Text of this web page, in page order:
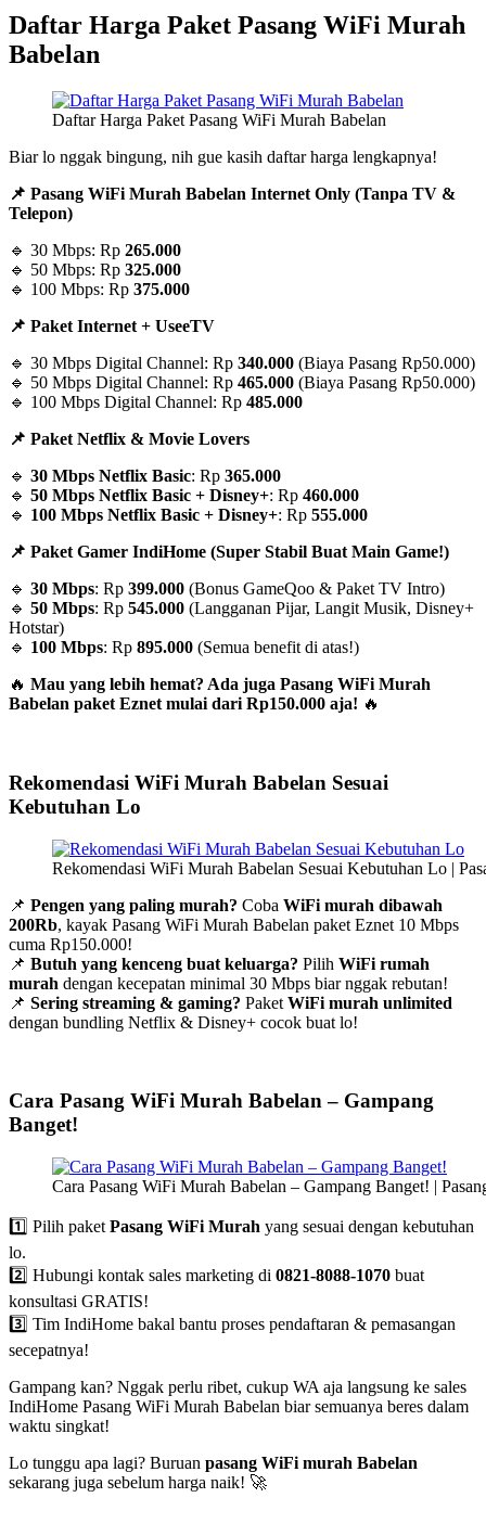
Daftar Harga Paket Pasang WiFi Murah
Babelan
Daftar Harga Paket Pasang WiFi Murah Babelan
Biar lo nggak bingung, nih gue kasih daftar harga lengkapnya!
📌 Pasang WiFi Murah Babelan Internet Only (Tanpa TV &
Telepon)
🔹 30 Mbps: Rp 265.000
🔹 50 Mbps: Rp 325.000
🔹 100 Mbps: Rp 375.000
📌 Paket Internet + UseeTV
🔹 30 Mbps Digital Channel: Rp 340.000 (Biaya Pasang Rp50.000)
🔹 50 Mbps Digital Channel: Rp 465.000 (Biaya Pasang Rp50.000)
🔹 100 Mbps Digital Channel: Rp 485.000
📌 Paket Netflix & Movie Lovers
🔹 30 Mbps Netflix Basic: Rp 365.000
🔹 50 Mbps Netflix Basic + Disney+: Rp 460.000
🔹 100 Mbps Netflix Basic + Disney+: Rp 555.000
📌 Paket Gamer IndiHome (Super Stabil Buat Main Game!)
🔹 30 Mbps: Rp 399.000 (Bonus GameQoo & Paket TV Intro)
🔹 50 Mbps: Rp 545.000 (Langganan Pijar, Langit Musik, Disney+
Hotstar)
🔹 100 Mbps: Rp 895.000 (Semua benefit di atas!)
🔥 Mau yang lebih hemat? Ada juga Pasang WiFi Murah
Babelan paket Eznet mulai dari Rp150.000 aja! 🔥
Rekomendasi WiFi Murah Babelan Sesuai
Kebutuhan Lo
Rekomendasi WiFi Murah Babelan Sesuai Kebutuhan Lo |
📌 Pengen yang paling murah? Coba WiFi murah dibawah
200Rb, kayak Pasang WiFi Murah Babelan paket Eznet 10 Mbps
cuma Rp150.000!
📌 Butuh yang kenceng buat keluarga? Pilih WiFi rumah
murah dengan kecepatan minimal 30 Mbps biar nggak rebutan!
📌 Sering streaming & gaming? Paket WiFi murah unlimited
dengan bundling Netflix & Disney+ cocok buat lo!
Cara Pasang WiFi Murah Babelan – Gampang
Banget!
Cara Pasang WiFi Murah Babelan – Gampang Banget! |
1️⃣ Pilih paket Pasang WiFi Murah yang sesuai dengan kebutuhan
lo.
2️⃣ Hubungi kontak sales marketing di 0821-8088-1070 buat
konsultasi GRATIS!
3️⃣ Tim IndiHome bakal bantu proses pendaftaran & pemasangan
secepatnya!
Gampang kan? Nggak perlu ribet, cukup WA aja langsung ke sales
IndiHome Pasang WiFi Murah Babelan biar semuanya beres dalam
waktu singkat!
Lo tunggu apa lagi? Buruan pasang WiFi murah Babelan
sekarang juga sebelum harga naik! 🚀